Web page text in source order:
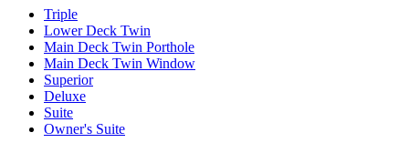
Triple
Lower Deck Twin
Main Deck Twin Porthole
Main Deck Twin Window
Superior
Deluxe
Suite
Owner's Suite